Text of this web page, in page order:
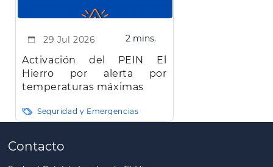
29 Jul 2026 2 mins.
Activación del PEIN El
Hierro por alerta por
temperaturas máximas
Seguridad y Emergencias
Paginación
Contacto